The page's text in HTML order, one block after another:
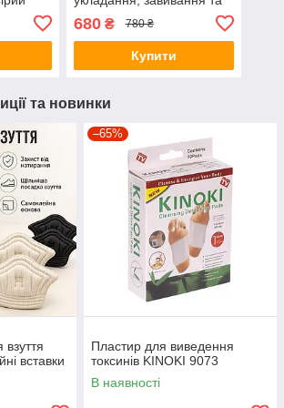
керамічним покриттям
680₴ 780 ₴
Купити
та новинки
взуття
вставки
для
–65%
Пластир для виведення
токсинів KINOKI 9073
В наявності